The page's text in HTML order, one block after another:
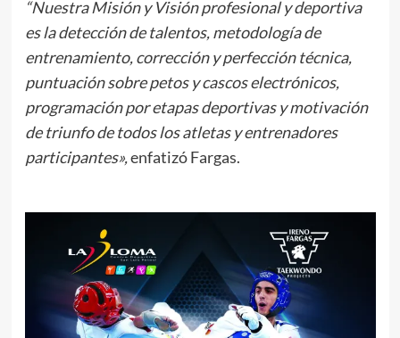
“Nuestra Misión y Visión profesional y deportiva
es la detección de talentos, metodología de
entrenamiento, corrección y perfección técnica,
puntuación sobre petos y cascos electrónicos,
programación por etapas deportivas y motivación
de triunfo de todos los atletas y entrenadores
participantes»,enfatizó Fargas.